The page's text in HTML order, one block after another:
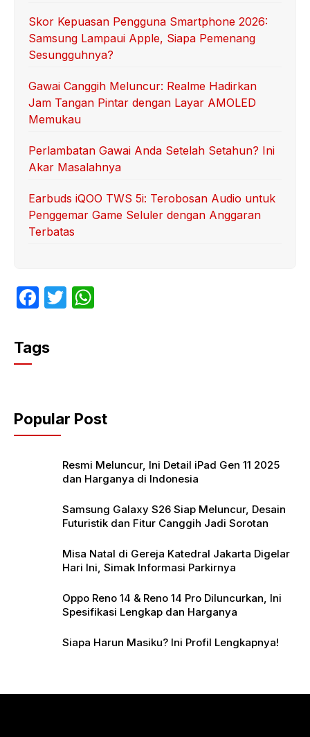
Skor Kepuasan Pengguna Smartphone 2026:
Samsung Lampaui Apple, Siapa Pemenang
Sesungguhnya?
Gawai Canggih Meluncur: Realme Hadirkan
Jam Tangan Pintar dengan Layar AMOLED
Memukau
Perlambatan Gawai Anda Setelah Setahun? Ini
Akar Masalahnya
Earbuds iQOO TWS 5i: Terobosan Audio untuk
Penggemar Game Seluler dengan Anggaran
Terbatas
F
c
e
o
o
T
p
p
Tags
Popular Post
Resmi Meluncur, Ini Detail iPad Gen 11 2025
dan Harganya di Indonesia
Samsung Galaxy S26 Siap Meluncur, Desain
Futuristik dan Fitur Canggih Jadi Sorotan
Misa Natal di Gereja Katedral Jakarta Digelar
Hari Ini, Simak Informasi Parkirnya
Oppo Reno 14 & Reno 14 Pro Diluncurkan, Ini
Spesifikasi Lengkap dan Harganya
Siapa Harun Masiku? Ini Profil Lengkapnya!